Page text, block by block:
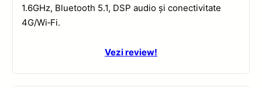
1.6GHz, Bluetooth 5.1, DSP audio și conectivitate
4G/Wi‑Fi.
Vezi review!